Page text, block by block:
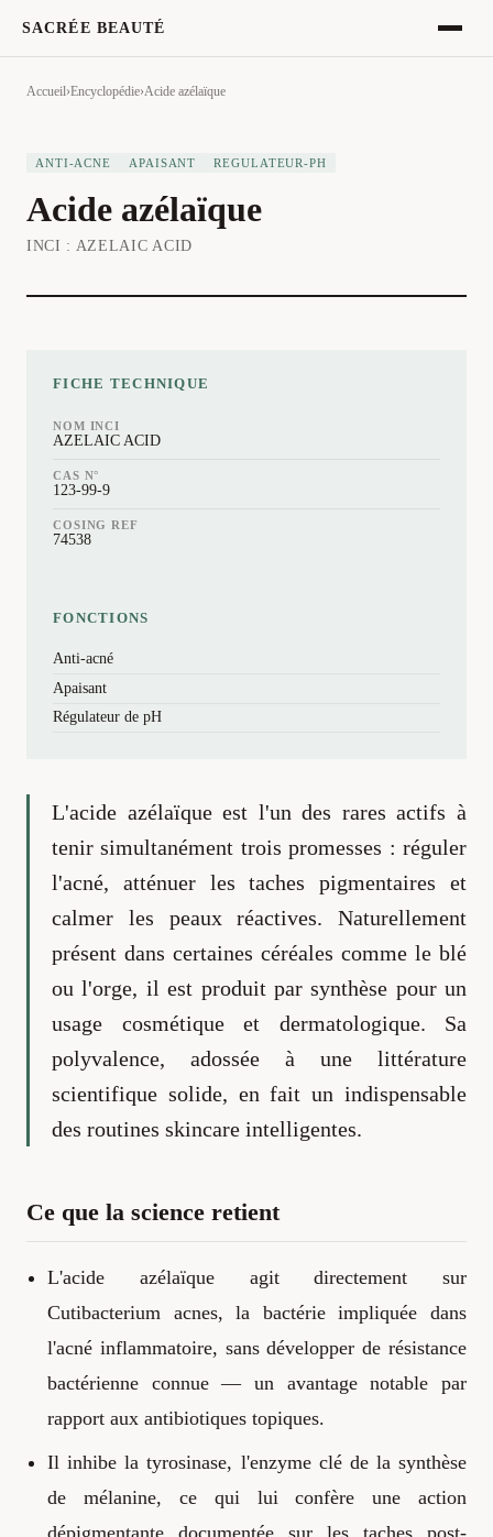
SACRÉE BEAUTÉ
Accueil›Encyclopédie›Acide azélaïque
ANTI-ACNE APAISANT REGULATEUR-PH
Acide azélaïque
INCI : AZELAIC ACID
L'acide azélaïque est l'un des rares actifs à
tenir simultanément trois promesses : réguler
l'acné, atténuer les taches pigmentaires et
calmer les peaux réactives. Naturellement
présent dans certaines céréales comme le blé
ou l'orge, il est produit par synthèse pour un
usage cosmétique et dermatologique. Sa
polyvalence, adossée à une littérature
scientifique solide, en fait un indispensable
des routines skincare intelligentes.
Ce que la science retient
L'acide azélaïque agit directement sur
Cutibacterium acnes, la bactérie impliquée dans
l'acné inflammatoire, sans développer de résistance
bactérienne connue — un avantage notable par
rapport aux antibiotiques topiques.
Il inhibe la tyrosinase, l'enzyme clé de la synthèse
de mélanine, ce qui lui confère une action
dépigmentante documentée sur les taches post-
FICHE TECHNIQUE
NOM INCI
AZELAIC ACID
CAS N°
123-99-9
COSING REF
74538
FONCTIONS
Anti-acné
Apaisant
Régulateur de pH